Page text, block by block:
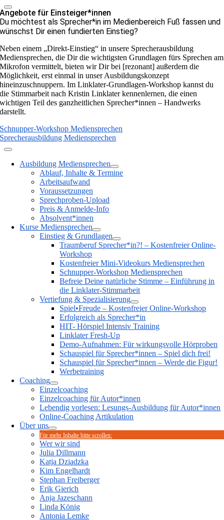
Angebote für Einsteiger*innen
Du möchtest als Sprecher*in im Medienbereich Fuß fassen und
wünschst Dir einen fundierten Einstieg?
Neben einem „Direkt-Einstieg“ in unsere Sprecherausbildung
Mediensprechen, die Dir die wichtigsten Grundlagen fürs Sprechen am
Mikrofon vermittelt, bieten wir Dir bei [rezonant] außerdem die
Möglichkeit, erst einmal in unser Ausbildungskonzept
hineinzuschnuppern. Im Linklater-Grundlagen-Workshop kannst du
die Stimmarbeit nach Kristin Linklater kennenlernen, die einen
wichtigen Teil des ganzheitlichen Sprecher*innen – Handwerks
darstellt.
Schnupper-Workshop Mediensprechen
Sprecherausbildung Mediensprechen
Ausbildung Mediensprechen
Ablauf, Inhalte & Termine
Arbeitsaufwand
Voraussetzungen
Sprechproben-Upload
Preis & Anmelde-Info
Absolvent*innen
Kurse Mediensprechen
Einstieg & Grundlagen
Traumberuf Sprecher*in?! – Kostenfreier Online-
Workshop
Kostenfreier Mini-Videokurs Mediensprechen
Schnupper-Workshop Mediensprechen
Befreie Deine natürliche Stimme – Einführung in
die Linklater-Stimmarbeit
Vertiefung & Spezialisierung
Spiel•Freude – Kostenfreier Online-Workshop
Erfolgreich als Sprecher*in
HIT- Hörspiel Intensiv Training
Linklater Fresh-Up
Demo-Aufnahmen: Für wirkungsvolle Hörproben
Schauspiel für Sprecher*innen – Spiel dich frei!
Schauspiel für Sprecher*innen – Werde die Figur!
Werbetraining
Coaching
Einzelcoaching
Einzelcoaching für Autor*innen
Lebendig vorlesen: Lesungs-Ausbildung für Autor*innen
Online-Coaching Artikulation
Über uns
Für mehr Inhalte bitte scrollen:
Wer wir sind
Julia Dillmann
Katja Dziadzka
Kim Engelhardt
Stephan Freiberger
Erik Gierich
Anja Jazeschann
Linda König
Antonia Lemke